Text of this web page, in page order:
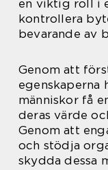
en viktig roll i
kontrollera
bevarande av
Genom att
egenskaperna
människor få
deras värde
Genom att
och stödja
skydda dessa